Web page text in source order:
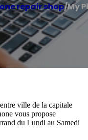
repair shop/My
ville de la capitale
vous propose
du Lundi au Samedi